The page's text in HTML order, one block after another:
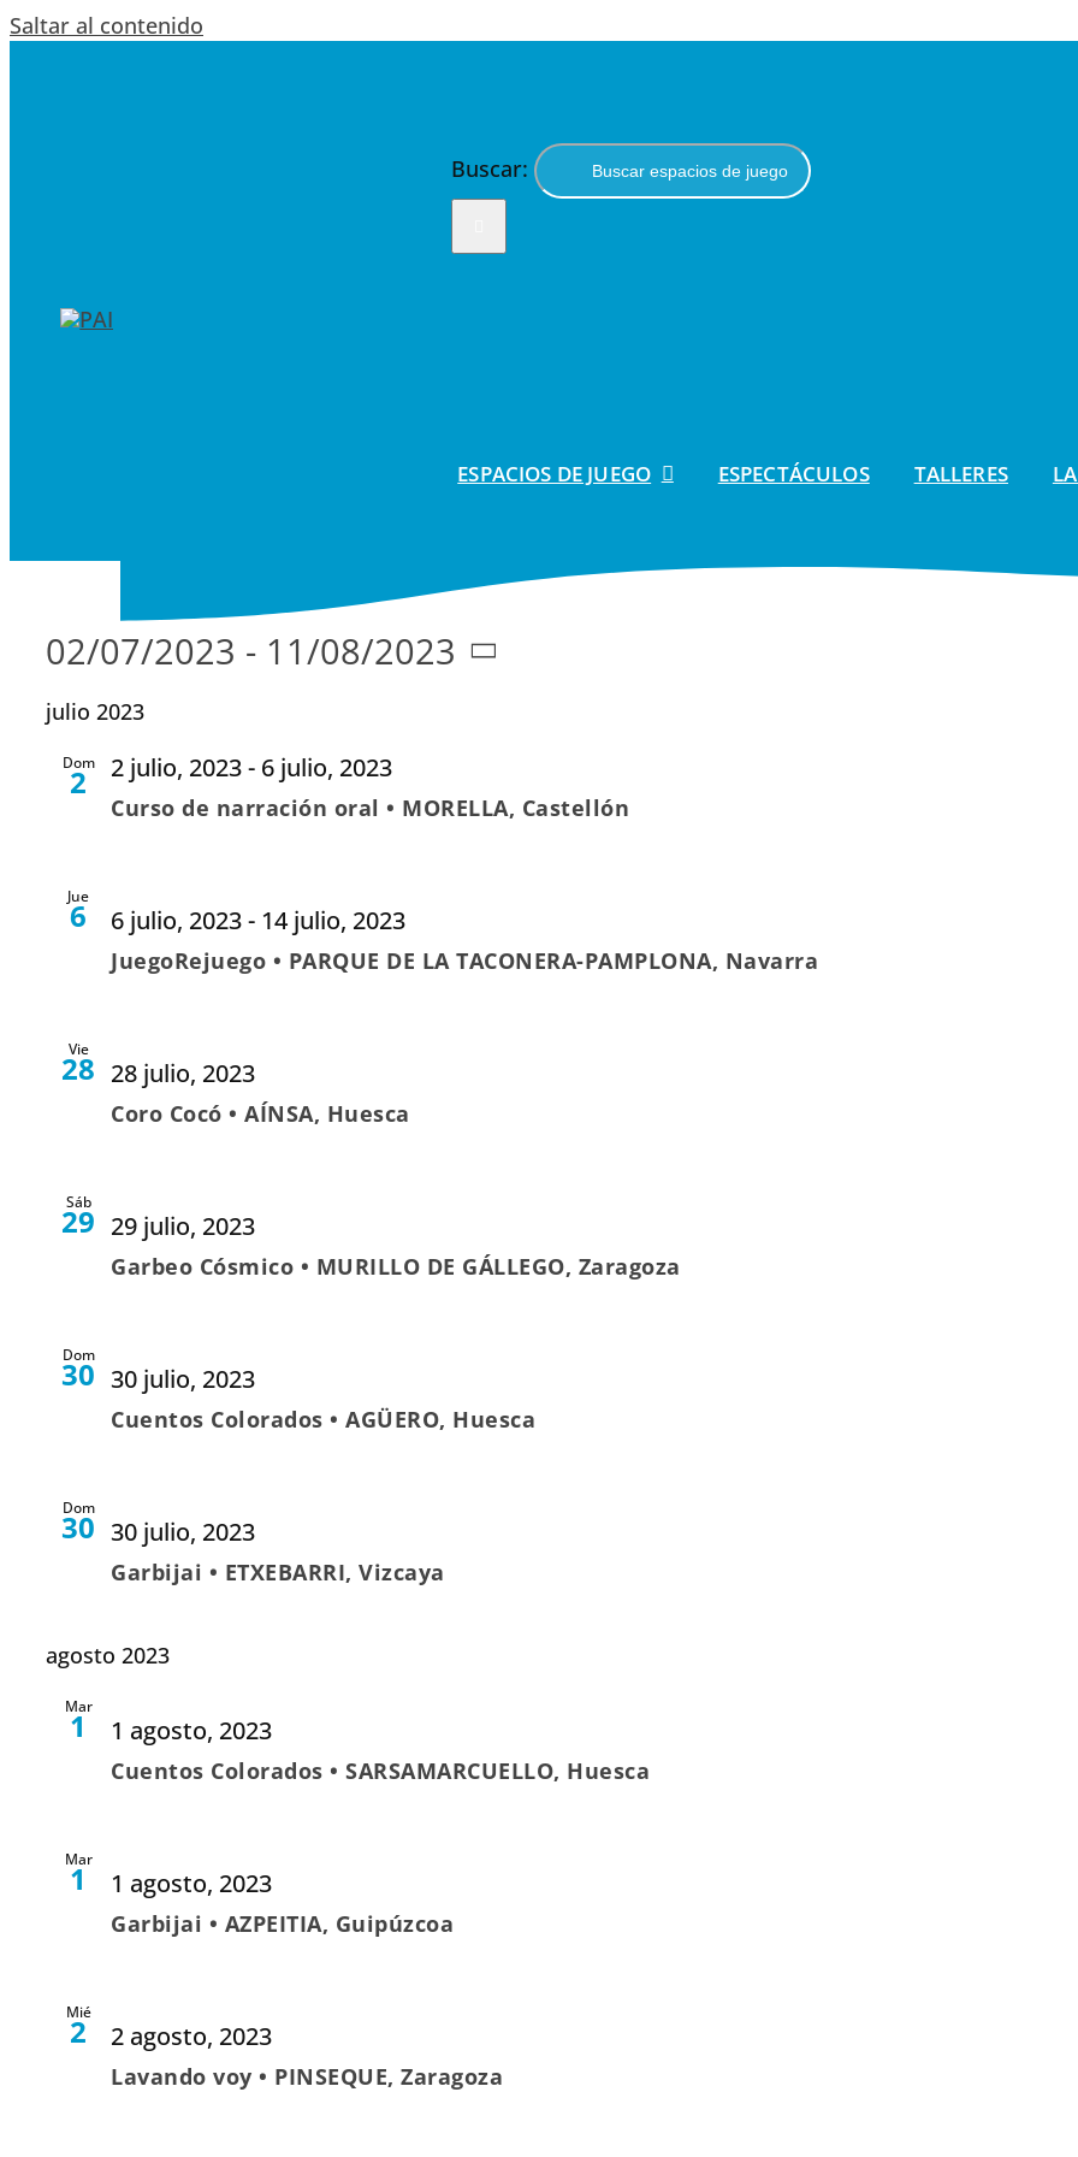
Saltar al contenido
Buscar:
ESPACIOS DE JUEGO ESPECTÁCULOS TALLERES
02/07/2023 - 11/08/2023
Seleccionar
fecha.
julio 2023
Dom
2 2 julio, 2023- 6 julio, 2023
Curso de narración oral • MORELLA, Castellón
Jue
6 6 julio, 2023- 14 julio, 2023
JuegoRejuego • PARQUE DE LA TACONERA-PAMPLONA, Navarra
Vie
28 28 julio, 2023
Coro Cocó • AÍNSA, Huesca
Sáb
29 29 julio, 2023
Garbeo Cósmico • MURILLO DE GÁLLEGO, Zaragoza
Dom
30 30 julio, 2023
Cuentos Colorados • AGÜERO, Huesca
Dom
30 30 julio, 2023
Garbijai • ETXEBARRI, Vizcaya
agosto 2023
Mar
1 1 agosto, 2023
Cuentos Colorados • SARSAMARCUELLO, Huesca
Mar
1 1 agosto, 2023
Garbijai • AZPEITIA, Guipúzcoa
Mié
2 2 agosto, 2023
Lavando voy • PINSEQUE, Zaragoza